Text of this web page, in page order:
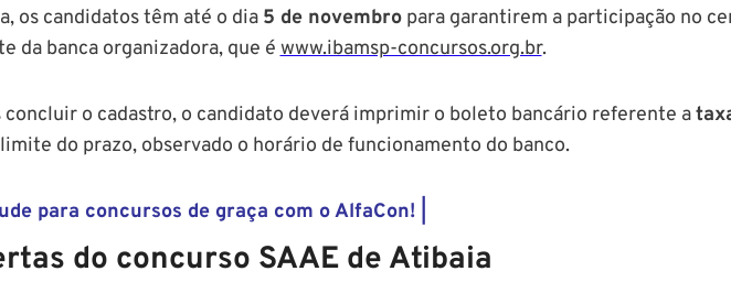
os candidatos têm até o dia 5 de novembropara garantirem a participação no
da banca organizadora, que éwww.ibamsp-concursos.org.br.
concluir o cadastro, o candidato deverá imprimir o boleto bancário referente a
do prazo, observado o horário de funcionamento do banco.
para concursos de graça com o AlfaCon! |
do concurso SAAE de Atibaia